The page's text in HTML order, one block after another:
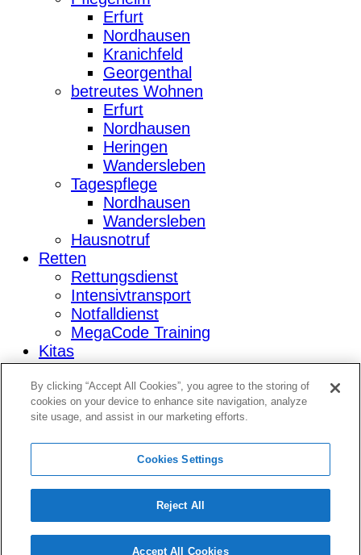
Erfurt
Nordhausen
Kranichfeld
Georgenthal
betreutes Wohnen
Erfurt
Nordhausen
Heringen
Wandersleben
Tagespflege
Nordhausen
Wandersleben
Hausnotruf
Retten
Rettungsdienst
Intensivtransport
Notfalldienst
MegaCode Training
Kitas
KITA SteigerBurg
KITA LauenBurg
KITA bunte Knöpfe
Nachrichten
Erste Hilfe Kurse
Freiwillig
Begegnungstätte
Besuchshunde
Bevölkerungsschutz
By clicking “Accept All Cookies”, you agree to the storing of
cookies on your device to enhance site navigation, analyze
site usage, and assist in our marketing efforts.
Cookies Settings
Reject All
Accept All Cookies